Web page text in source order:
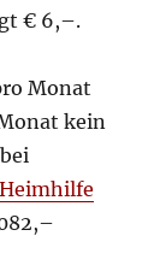
€ 6,–.
Monat
kein